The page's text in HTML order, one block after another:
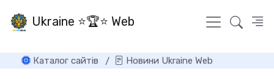
Ukraine ⭐🏆⭐ Web
Каталог сайтів Новини Ukraine Web